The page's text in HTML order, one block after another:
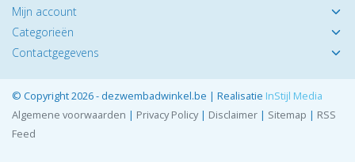
Mijn account
Categorieën
Contactgegevens
© Copyright 2026 - dezwembadwinkel.be | Realisatie InStijl Media
Algemene voorwaarden | Privacy Policy| Disclaimer | Sitemap | RSS
Feed